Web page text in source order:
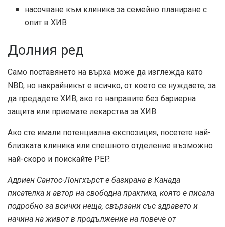
насочване към клиника за семейно планиране с
опит в ХИВ
Долния ред
Само поставянето на върха може да изглежда като
NBD, но накрайникът е всичко, от което се нуждаете, за
да предадете ХИВ, ако го направите без бариерна
защита или приемате лекарства за ХИВ.
Ако сте имали потенциална експозиция, посетете най-
близката клиника или спешното отделение възможно
най-скоро и поискайте PEP.
Адриен Сантос-Лонгхърст е базирана в Канада
писателка и автор на свободна практика, която е писала
подробно за всички неща, свързани със здравето и
начина на живот в продължение на повече от